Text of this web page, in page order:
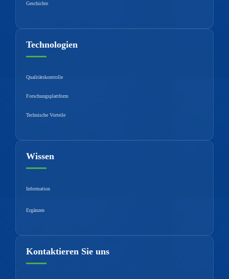
Geschichte
Technologien
Qualitätskontrolle
Forschungsplattform
Technische Vorteile
Wissen
Information
Ergänzen
Kontaktieren Sie uns